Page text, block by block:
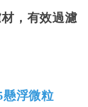
，有效過濾
懸浮微粒